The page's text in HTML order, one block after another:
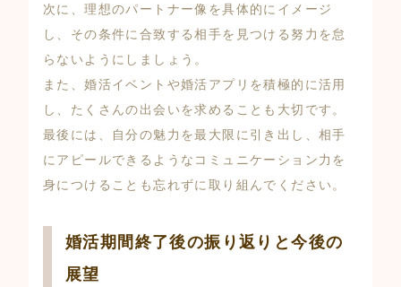
次に、理想のパートナー像を具体的にイメージ
し、その条件に合致する相手を見つける努力を怠
らないようにしましょう。
また、婚活イベントや婚活アプリを積極的に活用
し、たくさんの出会いを求めることも大切です。
最後には、自分の魅力を最大限に引き出し、相手
にアピールできるようなコミュニケーション力を
身につけることも忘れずに取り組んでください。
婚活期間終了後の振り返りと今後の
展望